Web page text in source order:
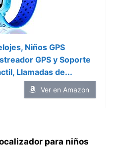
Niños GPS
GPS y Soporte
Llamadas de...
Ver en Amazon
para niños